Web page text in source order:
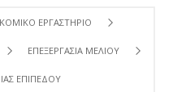
ΕΡΓΑΣΤΉΡΙΟ
ΕΠΕΞΕΡΓΑΣΊΑ ΜΕΛΙΟΎ
ΕΠΊΠΕΔΟΥ ΠΆΤΟΥ